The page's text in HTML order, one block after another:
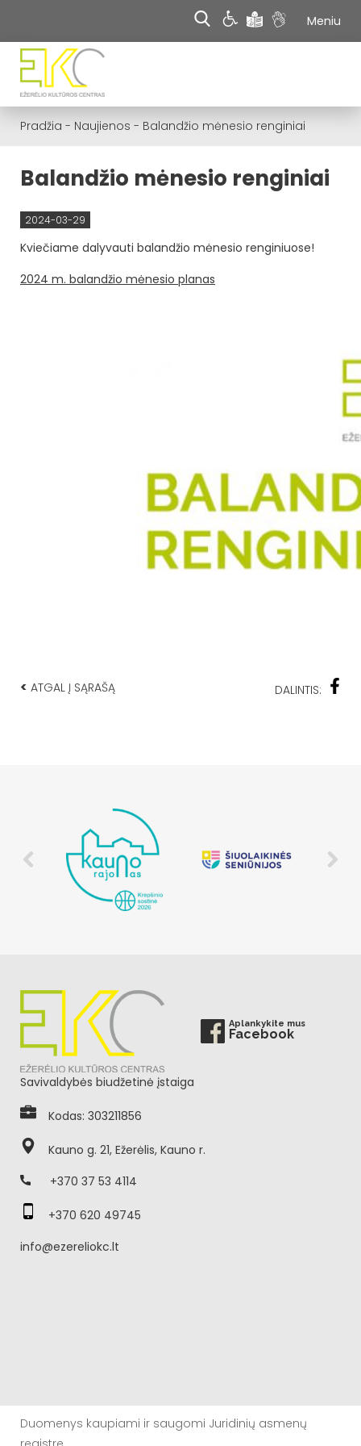
Meniu
Pradžia - Naujienos - Balandžio mėnesio renginiai
Balandžio mėnesio renginiai
2024-03-29
Kviečiame dalyvauti balandžio mėnesio renginiuose!
2024 m. balandžio mėnesio planas
< ATGAL Į SĄRAŠĄ DALINTIS:
Aplankykite mus
Facebook
Savivaldybės biudžetinė įstaiga
Kodas: 303211856
Kauno g. 21, Ežerėlis, Kauno r.
+370 37 53 4114
+370 620 49745
info@ezereliokc.lt
Duomenys kaupiami ir saugomi Juridinių asmenų